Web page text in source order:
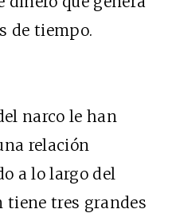
de tiempo.
narco le han
relación
a lo largo del
tiene tres grandes